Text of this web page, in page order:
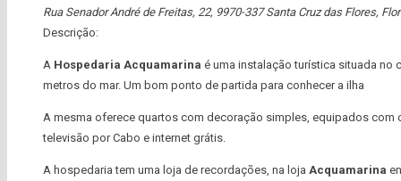
Rua Senador André de Freitas, 22, 9970-337 Santa Cruz das Flores,
Descrição:
A Hospedaria Acquamarina é uma instalação turística situada no
metros do mar. Um bom ponto de partida para conhecer a ilha
A mesma oferece quartos com decoração simples, equipados com
televisão por Cabo e internet grátis.
A hospedaria tem uma loja de recordações, na loja Acquamarina